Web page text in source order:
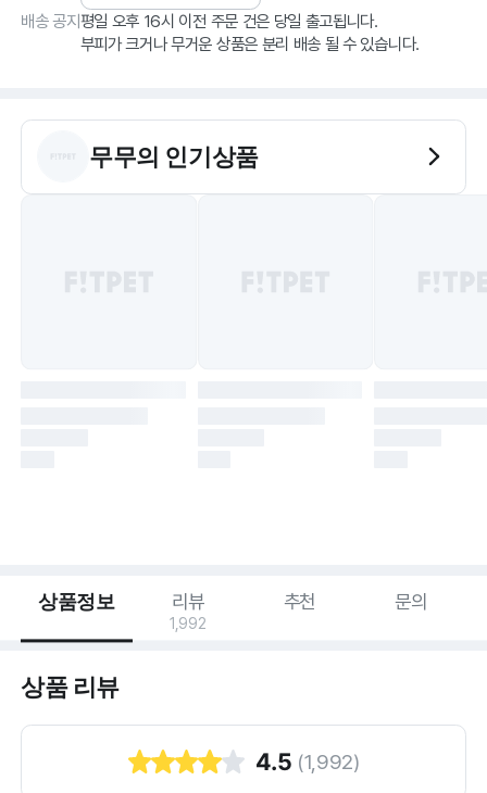
배송 공지 평일 오후 16시 이전 주문 건은 당일 출고됩니다.
부피가 크거나 무거운 상품은 분리 배송 될 수 있습니다.
무무의 인기상품
상품정보 리뷰
1,992
추천 문의
상품 리뷰
4.5 (1,992)